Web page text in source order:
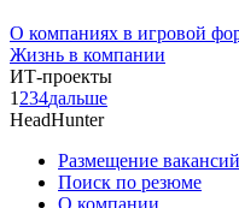
О компаниях в игровой
Жизнь в компании
ИТ-проекты
1 234дальше
HeadHunter
Размещение вакансий
Поиск по резюме